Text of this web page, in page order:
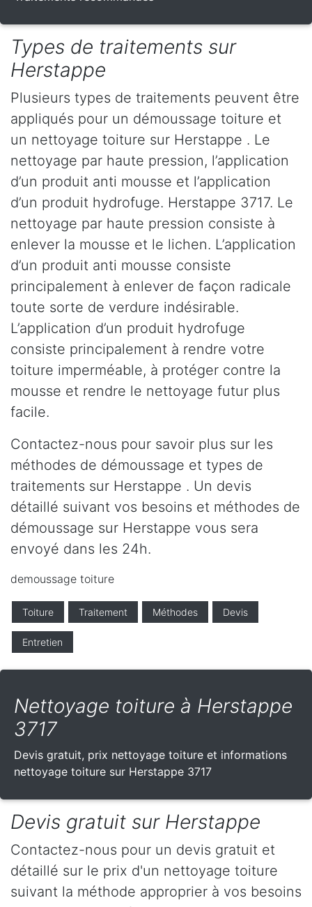
Types de traitements sur
Herstappe
Plusieurs types de traitements peuvent être
appliqués pour un démoussage toiture et
un nettoyage toiture sur Herstappe . Le
nettoyage par haute pression, l’application
d’un produit anti mousse et l’application
d’un produit hydrofuge. Herstappe 3717. Le
nettoyage par haute pression consiste à
enlever la mousse et le lichen. L’application
d’un produit anti mousse consiste
principalement à enlever de façon radicale
toute sorte de verdure indésirable.
L’application d’un produit hydrofuge
consiste principalement à rendre votre
toiture imperméable, à protéger contre la
mousse et rendre le nettoyage futur plus
facile.
Contactez-nous pour savoir plus sur les
méthodes de démoussage et types de
traitements sur Herstappe . Un devis
détaillé suivant vos besoins et méthodes de
démoussage sur Herstappe vous sera
envoyé dans les 24h.
demoussage toiture
Toiture Traitement Méthodes Devis
Entretien
Nettoyage toiture à Herstappe
3717
Devis gratuit, prix nettoyage toiture et informations
nettoyage toiture sur Herstappe 3717
Devis gratuit sur Herstappe
Contactez-nous pour un devis gratuit et
détaillé sur le prix d'un nettoyage toiture
suivant la méthode approprier à vos besoins